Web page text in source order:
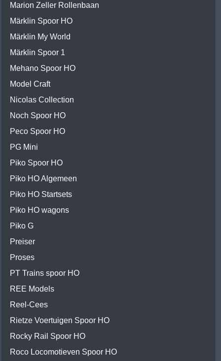
Marion Zeller Rollenbaan
Märklin Spoor HO
Märklin My World
Märklin Spoor 1
Mehano Spoor HO
Model Craft
Nicolas Collection
Noch Spoor HO
Peco Spoor HO
PG Mini
Piko Spoor HO
Piko HO Algemeen
Piko HO Startsets
Piko HO wagons
Piko G
Preiser
Proses
PT Trains spoor HO
REE Models
Reel-Cees
Rietze Voertuigen Spoor HO
Rocky Rail Spoor HO
Roco Locomotieven Spoor HO